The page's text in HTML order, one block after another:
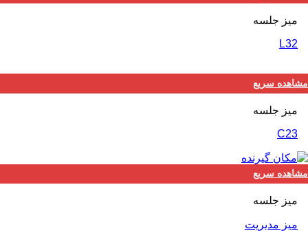
ميز جلسه
L32
مشاهده سریع
ميز جلسه
C23
مشاهده سریع
ميز جلسه
میز مدیریت